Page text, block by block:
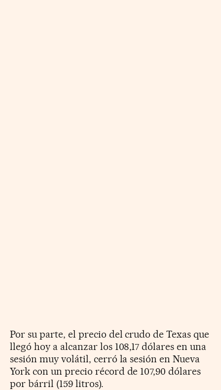
Por su parte, el precio del crudo de Texas que
llegó hoy a alcanzar los 108,17 dólares en una
sesión muy volátil, cerró la sesión en Nueva
York con un precio récord de 107,90 dólares
por bárril (159 litros).